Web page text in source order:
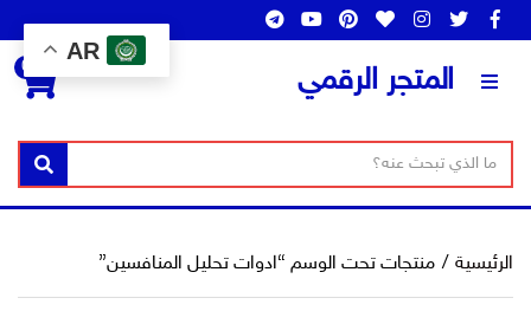
المتجر الرقمي
س
ا
ص
ا
ب
ح
بحث
0
الرئيسية / منتجات تحت الوسم “ادوات تحليل المنافسين”
AR